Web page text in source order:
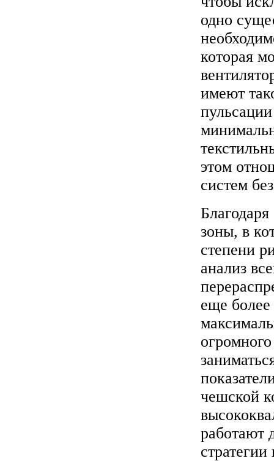
одно
которая
имеют
этом
систем
зоны, в
степени
анализ
еще
чешской
работают